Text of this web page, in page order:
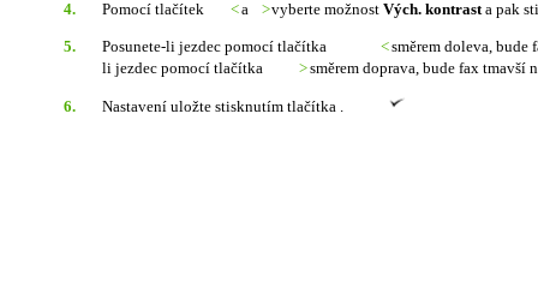
4. Pomocí tlačítek <a >vyberte možnost Vých. kontrasta pak
5. Posunete-li jezdec pomocí tlačítka <směrem doleva, bude
li jezdec pomocí tlačítka
>směrem doprava, bude fax tmavší
6. Nastavení uložte stisknutím tlačítka .